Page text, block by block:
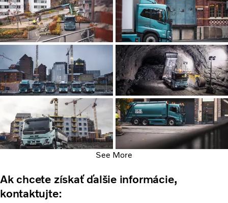
See More
Ak chcete získať ďalšie informácie,
kontaktujte: